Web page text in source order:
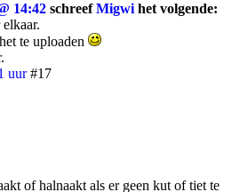
14:42 schreefMigwi het volgende:
te uploaden
uur #17
of halnaakt als er geen kut of tiet te